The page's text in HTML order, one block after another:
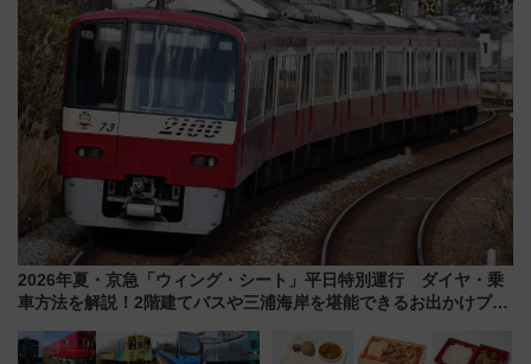
2026年夏・京急「ウィング・シート」平日特別運行 ダイヤ・乗
車方法を解説！2階建てバスや三浦海岸を堪能できるお出かけプラ